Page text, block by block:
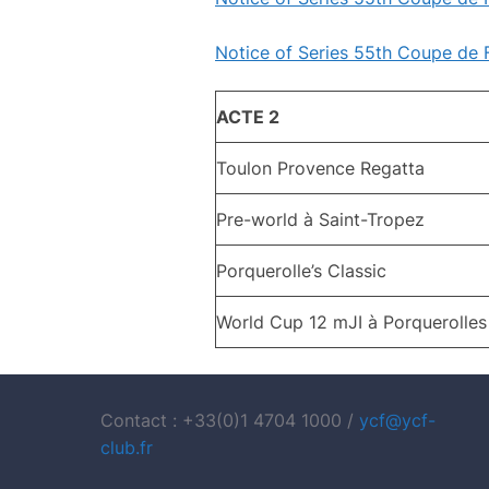
Notice of Series 55th Coupe de
ACTE 2
Toulon Provence Regatta
Pre-world à Saint-Tropez
Porquerolle’s Classic
World Cup 12 mJI à Porquerolles
Contact : +33(0)1 4704 1000 / ycf@ycf-
club.fr